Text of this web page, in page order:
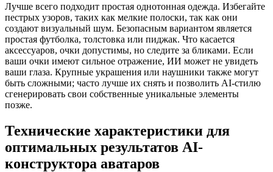
Лучше всего подходит простая однотонная одежда. Избегайте
пестрых узоров, таких как мелкие полоски, так как они
создают визуальный шум. Безопасным вариантом является
простая футболка, толстовка или пиджак. Что касается
аксессуаров, очки допустимы, но следите за бликами. Если
ваши очки имеют сильное отражение, ИИ может не увидеть
ваши глаза. Крупные украшения или наушники также могут
быть сложными; часто лучше их снять и позволить AI-стилю
сгенерировать свои собственные уникальные элементы
позже.
Технические характеристики для
оптимальных результатов AI-
конструктора аватаров